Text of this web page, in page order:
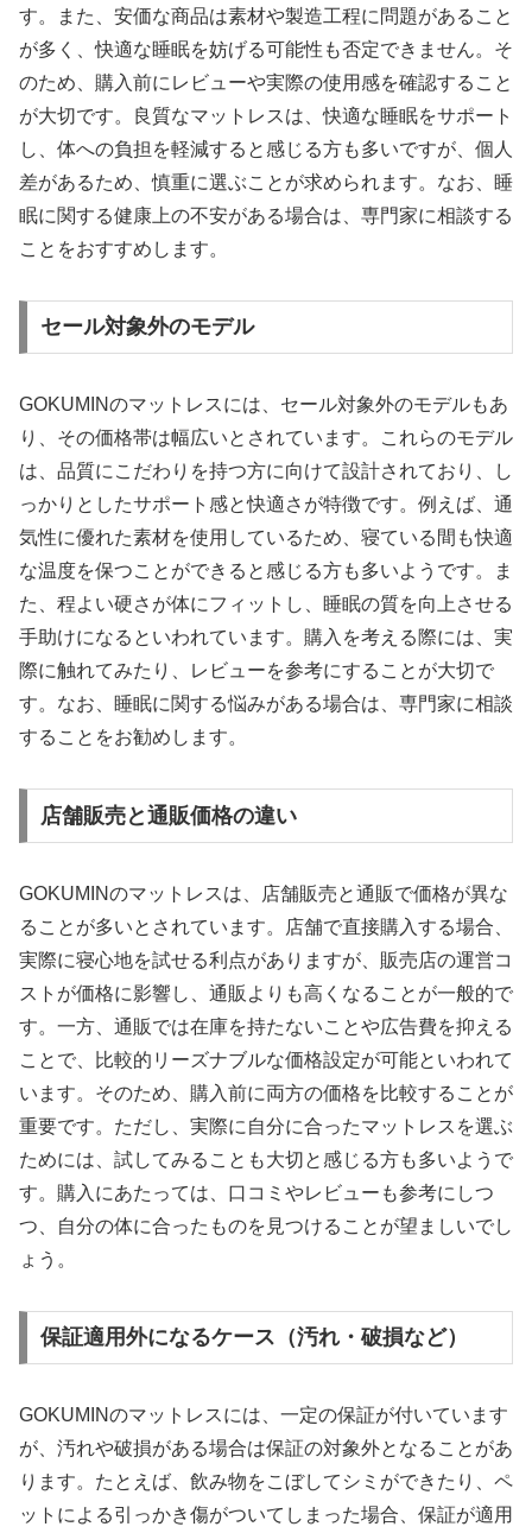
す。また、安価な商品は素材や製造工程に問題があること
が多く、快適な睡眠を妨げる可能性も否定できません。そ
のため、購入前にレビューや実際の使用感を確認すること
が大切です。良質なマットレスは、快適な睡眠をサポート
し、体への負担を軽減すると感じる方も多いですが、個人
差があるため、慎重に選ぶことが求められます。なお、睡
眠に関する健康上の不安がある場合は、専門家に相談する
ことをおすすめします。
セール対象外のモデル
GOKUMINのマットレスには、セール対象外のモデルもあ
り、その価格帯は幅広いとされています。これらのモデル
は、品質にこだわりを持つ方に向けて設計されており、し
っかりとしたサポート感と快適さが特徴です。例えば、通
気性に優れた素材を使用しているため、寝ている間も快適
な温度を保つことができると感じる方も多いようです。ま
た、程よい硬さが体にフィットし、睡眠の質を向上させる
手助けになるといわれています。購入を考える際には、実
際に触れてみたり、レビューを参考にすることが大切で
す。なお、睡眠に関する悩みがある場合は、専門家に相談
することをお勧めします。
店舗販売と通販価格の違い
GOKUMINのマットレスは、店舗販売と通販で価格が異な
ることが多いとされています。店舗で直接購入する場合、
実際に寝心地を試せる利点がありますが、販売店の運営コ
ストが価格に影響し、通販よりも高くなることが一般的で
す。一方、通販では在庫を持たないことや広告費を抑える
ことで、比較的リーズナブルな価格設定が可能といわれて
います。そのため、購入前に両方の価格を比較することが
重要です。ただし、実際に自分に合ったマットレスを選ぶ
ためには、試してみることも大切と感じる方も多いようで
す。購入にあたっては、口コミやレビューも参考にしつ
つ、自分の体に合ったものを見つけることが望ましいでし
ょう。
保証適用外になるケース（汚れ・破損など）
GOKUMINのマットレスには、一定の保証が付いています
が、汚れや破損がある場合は保証の対象外となることがあ
ります。たとえば、飲み物をこぼしてシミができたり、ペ
ットによる引っかき傷がついてしまった場合、保証が適用